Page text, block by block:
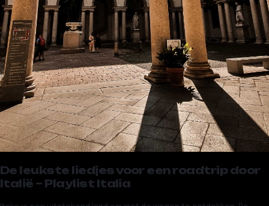
De leukste liedjes voor een roadtrip door
Italië – Playlist Italia